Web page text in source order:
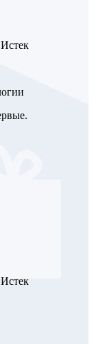
Истек
Истек